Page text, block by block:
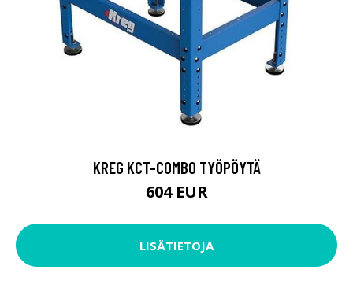
KREG KCT-COMBO TYÖPÖYTÄ
604 EUR
LISÄTIETOJA